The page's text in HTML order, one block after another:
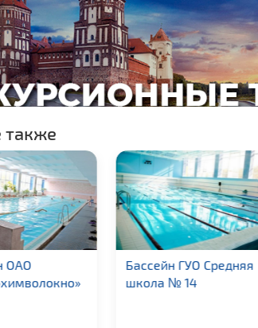
также
Бассейн ГУО Средняя
школа № 14